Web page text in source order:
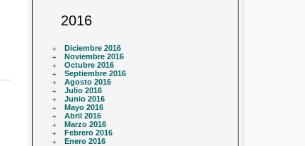
2016
Diciembre 2016
Noviembre 2016
Octubre 2016
Septiembre 2016
Agosto 2016
Julio 2016
Junio 2016
Mayo 2016
Abril 2016
Marzo 2016
Febrero 2016
Enero 2016